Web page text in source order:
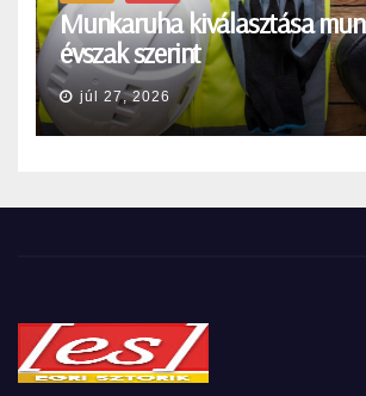
Munkaruha kiválasztása
évszak szerint
júl 27, 2026